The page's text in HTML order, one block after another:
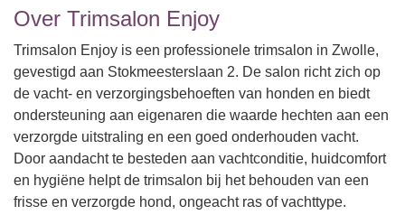
Over Trimsalon Enjoy
Trimsalon Enjoy is een professionele trimsalon in Zwolle,
gevestigd aan Stokmeesterslaan 2. De salon richt zich op
de vacht- en verzorgingsbehoeften van honden en biedt
ondersteuning aan eigenaren die waarde hechten aan een
verzorgde uitstraling en een goed onderhouden vacht.
Door aandacht te besteden aan vachtconditie, huidcomfort
en hygiëne helpt de trimsalon bij het behouden van een
frisse en verzorgde hond, ongeacht ras of vachttype.